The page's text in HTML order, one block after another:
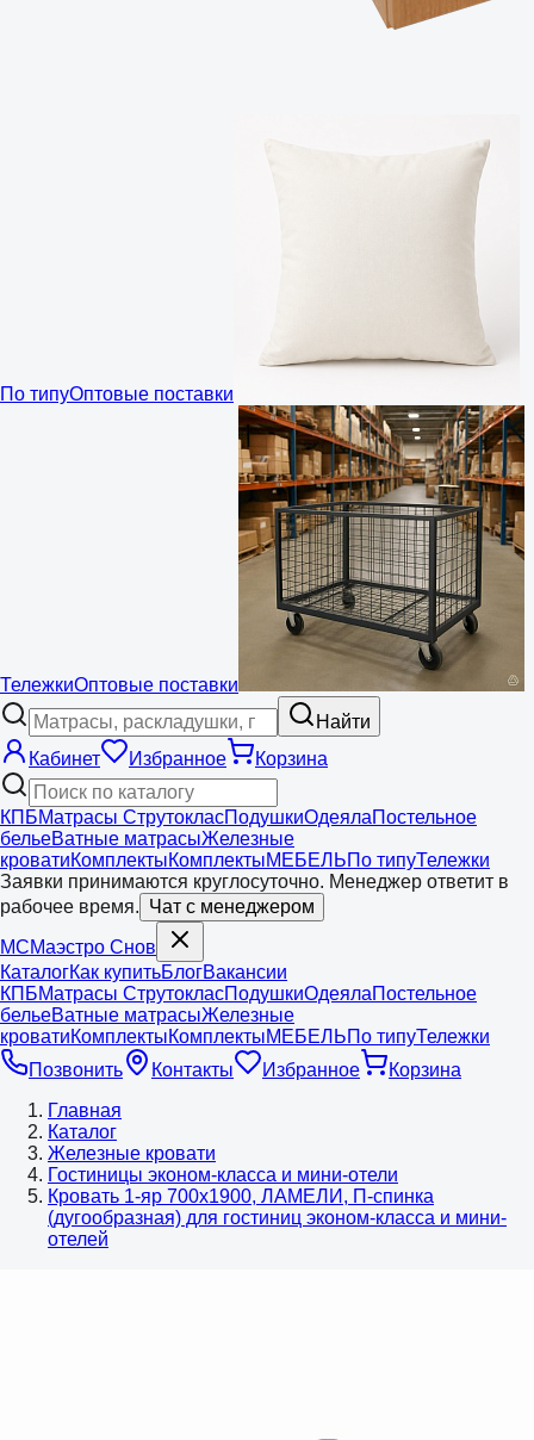
По типуОптовые поставки
ТележкиОптовые поставки
Найти
Кабинет
Избранное Корзина
КПБМатрасы СтрутокласПодушкиОдеялаПостельное
бельеВатные матрасыЖелезные
кроватиКомплектыКомплектыМЕБЕЛЬПо типуТележки
Заявки принимаются круглосуточно. Менеджер ответит в
рабочее время. Чат с менеджером
МСМаэстро Снов
КаталогКак купитьБлогВакансии
КПБМатрасы СтрутокласПодушкиОдеялаПостельное
бельеВатные матрасыЖелезные
кроватиКомплектыКомплектыМЕБЕЛЬПо типуТележки
Позвонить
Контакты Избранное
Корзина
Главная
Каталог
Железные кровати
Гостиницы эконом-класса и мини-отели
Кровать 1-яр 700х1900, ЛАМЕЛИ, П-спинка
(дугообразная) для гостиниц эконом-класса и мини-
отелей